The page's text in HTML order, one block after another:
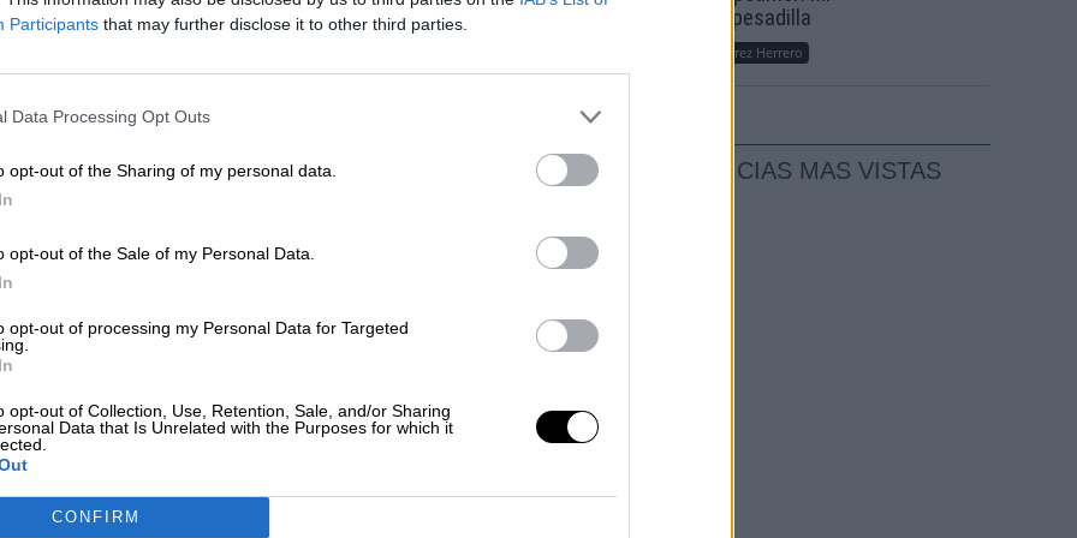
Participants that may further disclose it to other third parties.
Data Processing Opt Outs
opt-out of the Sharing of my personal data.
opt-out of the Sale of my Personal Data.
opt-out of processing my Personal Data for Targeted
opt-out of Collection, Use, Retention, Sale, and/or Sharing
Data that Is Unrelated with the Purposes for which it
CONFIRM
Marlaska destaca la importancia de
Asilo equitativo europeo
Por Lidia Navarrete
Más artículos de este autor
Cientos de carreteras de la Red Estatal
nevadas y al hielo
PorLidia Navarrete
sueño, mi pesadilla
María Pérez Herrero
NOTICIAS MAS VISTAS